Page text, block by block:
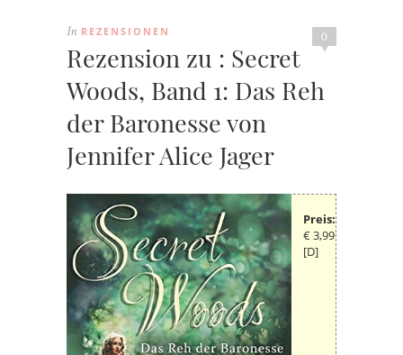
0
In REZENSIONEN
Rezension zu : Secret
Woods, Band 1: Das Reh
der Baronesse von
Jennifer Alice Jager
Preis:
€ 3,99
[D]